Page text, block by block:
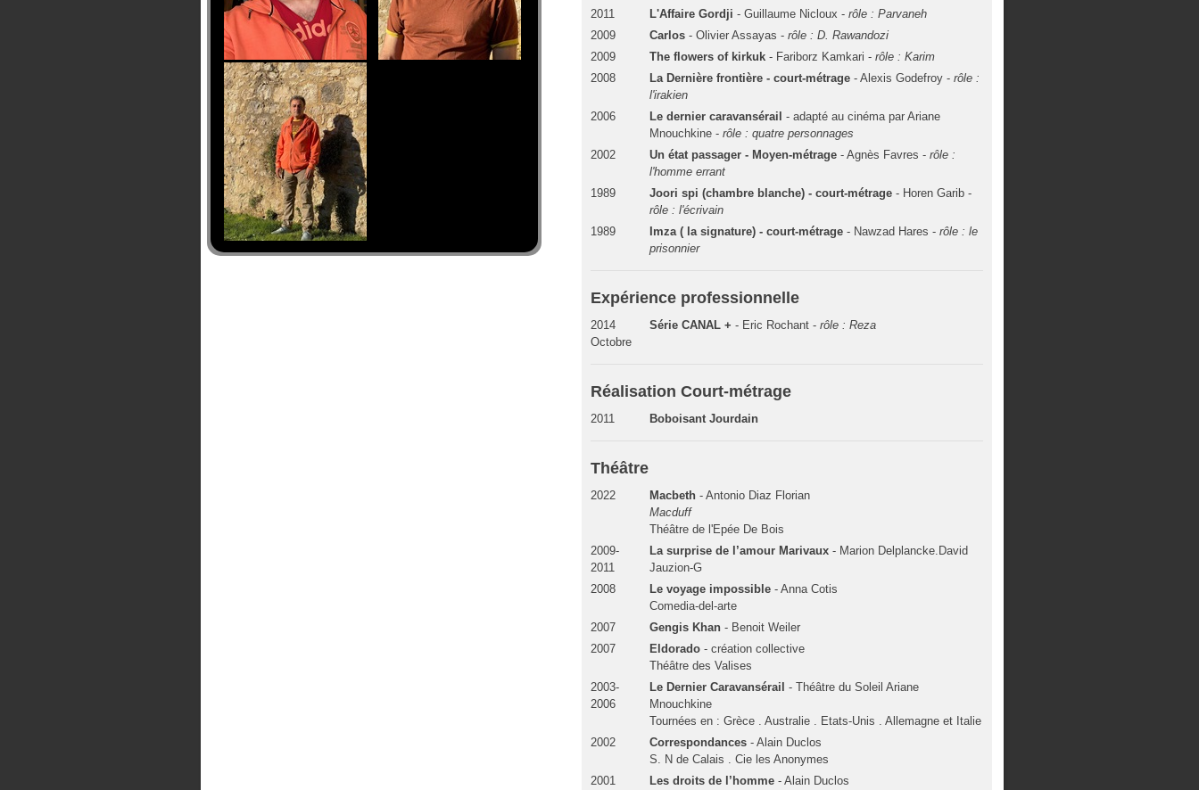
2011 L'Affaire Gordji - Guillaume Nicloux -rôle : Parvaneh
2009
Carlos - Olivier Assayas -rôle : D. Rawandozi
2009
The flowers of kirkuk- Fariborz Kamkari -rôle : Karim
2008
La Dernière frontière - court-métrage- Alexis Godefroy -rôle :
l'irakien
2006
Le dernier caravansérail- adapté au cinéma par Ariane
Mnouchkine -rôle : quatre personnages
2002
Un état passager - Moyen-métrage- Agnès Favres -rôle :
l'homme errant
1989
Joori spi (chambre blanche) - court-métrage - Horen Garib -
rôle : l'écrivain
1989
Imza ( la signature) - court-métrage - Nawzad Hares -rôle : le
prisonnier
Expérience professionnelle
2014
Octobre
Série CANAL + - Eric Rochant -rôle : Reza
Réalisation Court-métrage
2011 Boboisant Jourdain
Théâtre
2022 Macbeth - Antonio Diaz Florian
Macduff
Théâtre de l'Epée De Bois
2009-
2011
La surprise de l’amour Marivaux - Marion Delplancke.David
Jauzion-G
2008
Le voyage impossible- Anna Cotis
Comedia-del-arte
2007
Gengis Khan- Benoit Weiler
2007
Eldorado - création collective
Théâtre des Valises
2003-
2006
Le Dernier Caravansérail- Théâtre du Soleil Ariane
Mnouchkine
Tournées en : Grèce . Australie . Etats-Unis . Allemagne et Italie
2002
Correspondances- Alain Duclos
S. N de Calais . Cie les Anonymes
2001
Les droits de l’homme- Alain Duclos